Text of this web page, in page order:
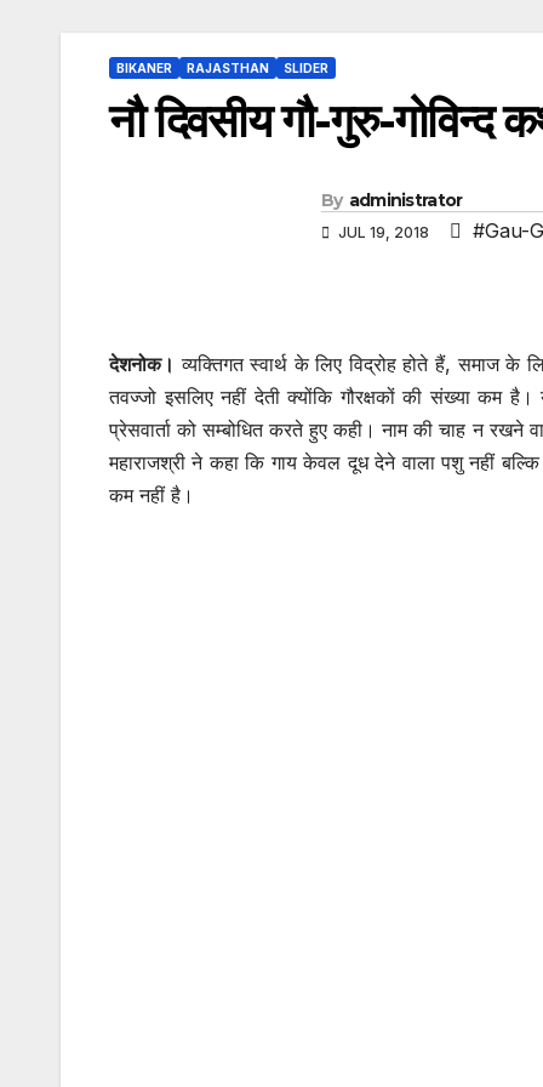
BIKANER RAJASTHAN SLIDER
नौ दिवसीय गौ-गुरु-
By administrator
JUL 19, 2018 #Gau-
देशनोक। व्यक्तिगत स्वार्थ के लिए विद्रोह होते हैं, समाज के
तवज्जो इसलिए नहीं देती क्योंकि गौरक्षकों की संख्या कम
प्रेसवार्ता को सम्बोधित करते हुए कही। नाम की चाह न रखने
महाराजश्री ने कहा कि गाय केवल दूध देने वाला पशु नहीं
कम नहीं है।